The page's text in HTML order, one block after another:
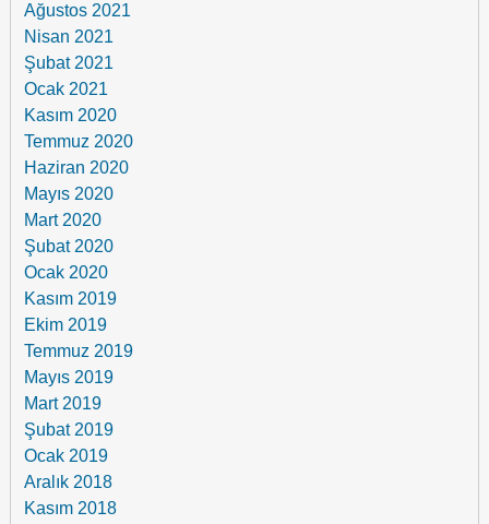
Ağustos 2021
Nisan 2021
Şubat 2021
Ocak 2021
Kasım 2020
Temmuz 2020
Haziran 2020
Mayıs 2020
Mart 2020
Şubat 2020
Ocak 2020
Kasım 2019
Ekim 2019
Temmuz 2019
Mayıs 2019
Mart 2019
Şubat 2019
Ocak 2019
Aralık 2018
Kasım 2018